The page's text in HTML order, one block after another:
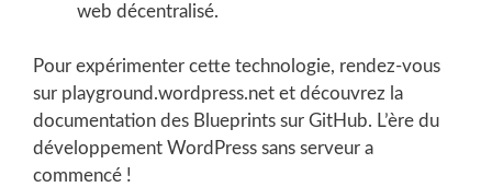
web décentralisé.
Pour expérimenter cette technologie, rendez-vous
sur playground.wordpress.net et découvrez la
documentation des Blueprints sur GitHub. L’ère du
développement WordPress sans serveur a
commencé !